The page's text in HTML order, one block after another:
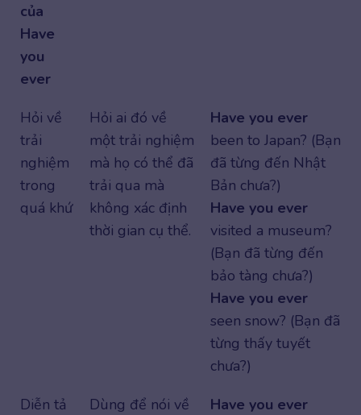
của
Have
you
ever
Hỏi về
trải
nghiệm
trong
quá khứ
Hỏi ai đó về
một trải nghiệm
mà họ có thể đã
trải qua mà
không xác định
thời gian cụ thể.
Have you ever
been to Japan? (Bạn
đã từng đến Nhật
Bản chưa?)
Have you ever
visited a museum?
(Bạn đã từng đến
bảo tàng chưa?)
Have you ever
seen snow? (Bạn đã
từng thấy tuyết
chưa?)
Diễn tả
Dùng để nói về
Have you ever